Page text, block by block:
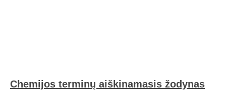
Chemijos terminų aiškinamasis žodynas